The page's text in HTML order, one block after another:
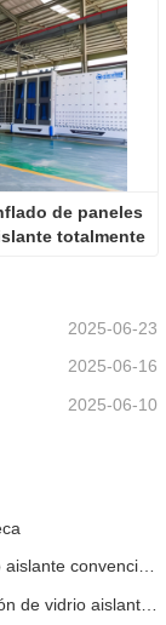
de paneles
totalmente
2025-06-23
2025-06-16
2025-06-10
Cómo elegir el equipo para una fábrica de vidrio aislante convencional